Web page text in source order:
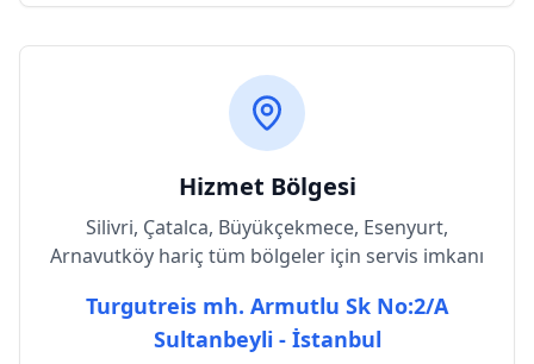
Hizmet Bölgesi
Silivri, Çatalca, Büyükçekmece, Esenyurt,
Arnavutköy hariç tüm bölgeler için servis imkanı
Turgutreis mh. Armutlu Sk No:2/A
Sultanbeyli - İstanbul